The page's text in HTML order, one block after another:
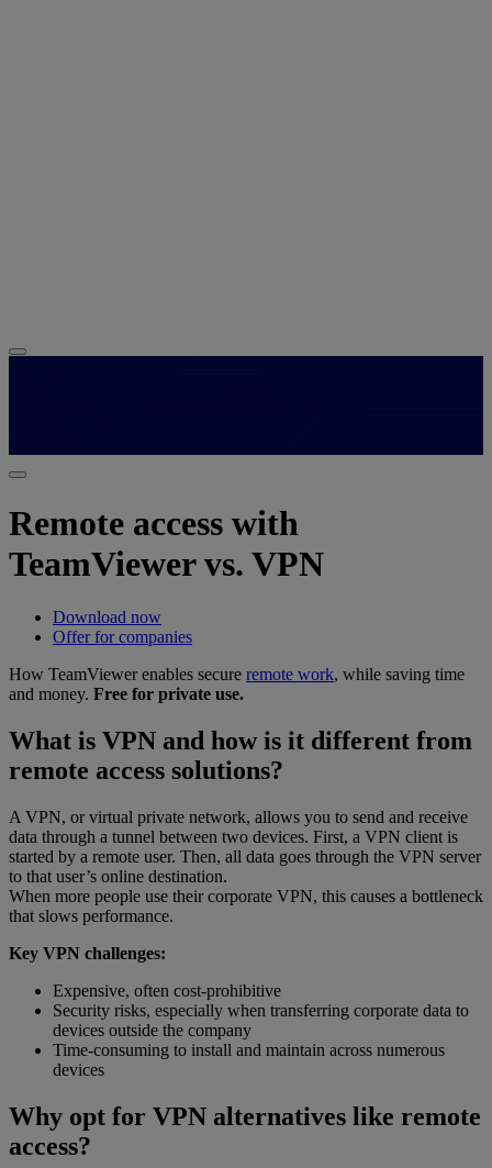
Remote access with
TeamViewer vs. VPN
Download now
Offer for companies
How TeamViewer enables secure remote work, while saving time
and money. Free for private use.
What is VPN and how is it different from
remote access solutions?
A VPN, or virtual private network, allows you to send and receive
data through a tunnel between two devices. First, a VPN client is
started by a remote user. Then, all data goes through the VPN server
to that user’s online destination.
When more people use their corporate VPN, this causes a bottleneck
that slows performance.
Key VPN challenges:
Expensive, often cost-prohibitive
Security risks, especially when transferring corporate data to
devices outside the company
Time-consuming to install and maintain across numerous
devices
Why opt for VPN alternatives like remote
access?